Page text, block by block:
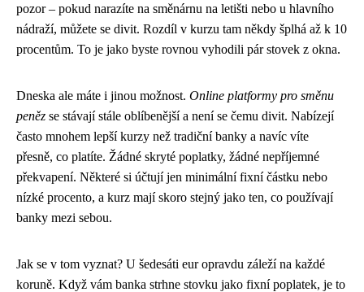
pozor – pokud narazíte na směnárnu na letišti nebo u hlavního
nádraží, můžete se divit. Rozdíl v kurzu tam někdy šplhá až k 10
procentům. To je jako byste rovnou vyhodili pár stovek z okna.
Dneska ale máte i jinou možnost. Online platformy pro směnu
peněz se stávají stále oblíbenější a není se čemu divit. Nabízejí
často mnohem lepší kurzy než tradiční banky a navíc víte
přesně, co platíte. Žádné skryté poplatky, žádné nepříjemné
překvapení. Některé si účtují jen minimální fixní částku nebo
nízké procento, a kurz mají skoro stejný jako ten, co používají
banky mezi sebou.
Jak se v tom vyznat? U šedesáti eur opravdu záleží na každé
koruně. Když vám banka strhne stovku jako fixní poplatek, je to